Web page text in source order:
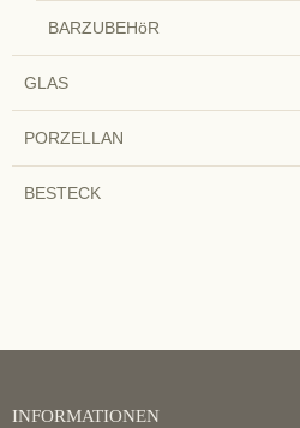
BARZUBEHöR
GLAS
PORZELLAN
BESTECK
INFORMATIONEN